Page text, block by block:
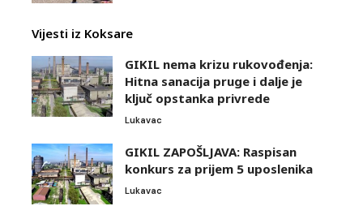
Vijesti iz Koksare
GIKIL nema krizu rukovođenja:
Hitna sanacija pruge i dalje je
ključ opstanka privrede
Lukavac
GIKIL ZAPOŠLJAVA: Raspisan
konkurs za prijem 5 uposlenika
Lukavac